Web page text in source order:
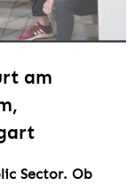
am
Sector. Ob